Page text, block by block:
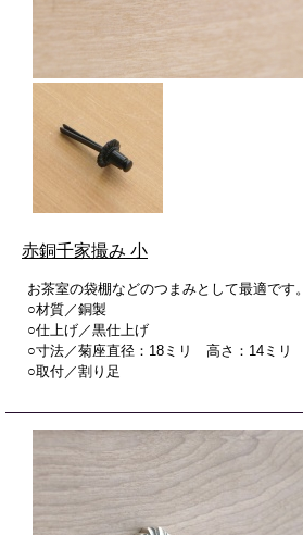
赤銅千家撮み 小
お茶室の袋棚などのつまみとして最適です。
○材質／銅製
○仕上げ／黒仕上げ
○寸法／菊座直径：18ミリ 高さ：14ミリ
○取付／割り足